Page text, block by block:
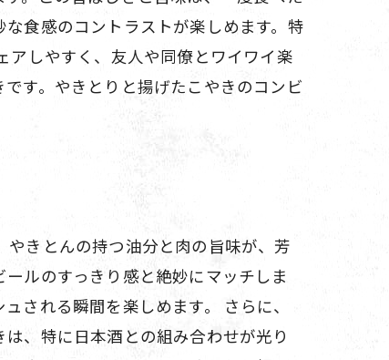
食感のコントラストが楽しめます。特
アしやすく、友人や同僚とワイワイ楽
す。やきとりと揚げたこやきのコンビ
きとんの持つ油分と肉の旨味が、芳
ルのすっきり感と絶妙にマッチしま
される瞬間を楽しめます。 さらに、
、特に日本酒との組み合わせが光り